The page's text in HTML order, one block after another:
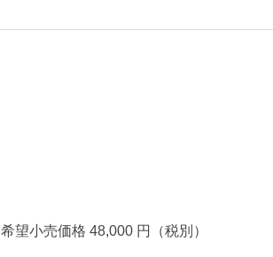
希望小売価格 48,000 円（税別）